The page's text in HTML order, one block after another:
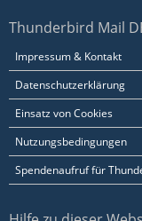
Thunderbird Mail
Impressum & Kontakt
Datenschutzerklärung
Einsatz von Cookies
Nutzungsbedingungen
Spendenaufruf für